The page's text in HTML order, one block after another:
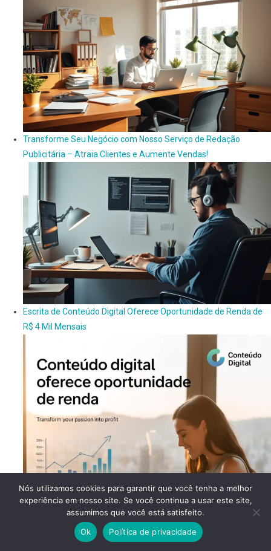
Transforme Seu Negócio com Nosso Serviço de Redação
Publicitária – Atraia Clientes e Aumente Vendas!
Escrita de Conteúdo Digital Oferece Oportunidade de Renda de
R$ 4 Mil Mensais
Nós utilizamos cookies para garantir que você tenha a melhor
experiência em nosso site. Se você continua a usar este site,
assumimos que você está satisfeito.
Ok
Política de privacidade